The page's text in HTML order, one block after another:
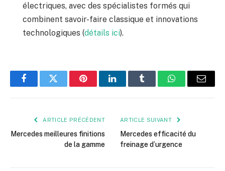
électriques, avec des spécialistes formés qui
combinent savoir-faire classique et innovations
technologiques (détails ici).
FacebookTwitter PinterestLinkedInTumblr WhatsApp
E-
ARTICLE PRÉCÉDENT
Mercedes meilleures finitions
de la gamme
ARTICLE SUIVANT
Mercedes efficacité du
freinage d’urgence